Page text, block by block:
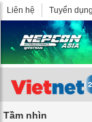
Liên hệ Tuyển dụng
Tầm nhìn